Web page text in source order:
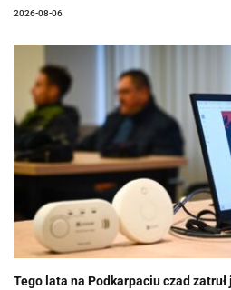
2026-08-06
Tego lata na Podkarpaciu czad zatruł